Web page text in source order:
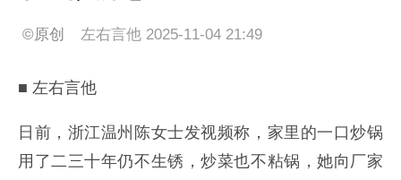
©原创 左右言他 2025-11-04 21:49
■ 左右言他
日前，浙江温州陈女士发视频称，家里的一口炒锅
用了二三十年仍不生锈，炒菜也不粘锅，她向厂家